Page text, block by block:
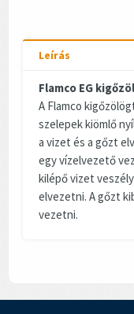
Leírás
Flamco EG
A Flamco
szelepek kiömlő
a vizet és a gőzt
egy vízelvezető
kilépő vizet
elvezetni. A gőzt
vezetni.